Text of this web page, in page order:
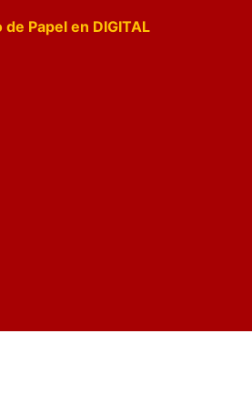
de Papel en DIGITAL